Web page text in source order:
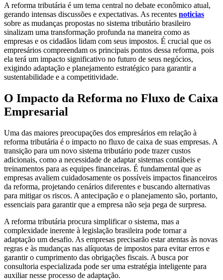
A reforma tributária é um tema central no debate econômico atual,
gerando intensas discussões e expectativas. As recentes noticias
sobre as mudanças propostas no sistema tributário brasileiro
sinalizam uma transformação profunda na maneira como as
empresas e os cidadãos lidam com seus impostos. É crucial que os
empresários compreendam os principais pontos dessa reforma, pois
ela terá um impacto significativo no futuro de seus negócios,
exigindo adaptação e planejamento estratégico para garantir a
sustentabilidade e a competitividade.
O Impacto da Reforma no Fluxo de Caixa
Empresarial
Uma das maiores preocupações dos empresários em relação à
reforma tributária é o impacto no fluxo de caixa de suas empresas. A
transição para um novo sistema tributário pode trazer custos
adicionais, como a necessidade de adaptar sistemas contábeis e
treinamentos para as equipes financeiras. É fundamental que as
empresas avaliem cuidadosamente os possíveis impactos financeiros
da reforma, projetando cenários diferentes e buscando alternativas
para mitigar os riscos. A antecipação e o planejamento são, portanto,
essenciais para garantir que a empresa não seja pega de surpresa.
A reforma tributária procura simplificar o sistema, mas a
complexidade inerente à legislação brasileira pode tornar a
adaptação um desafio. As empresas precisarão estar atentas às novas
regras e às mudanças nas alíquotas de impostos para evitar erros e
garantir o cumprimento das obrigações fiscais. A busca por
consultoria especializada pode ser uma estratégia inteligente para
auxiliar nesse processo de adaptação.